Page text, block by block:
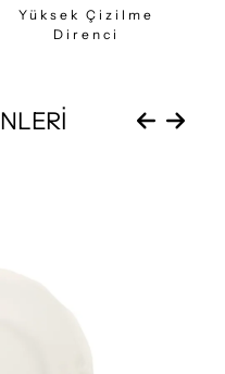
Yüksek Çizilme
Direnci